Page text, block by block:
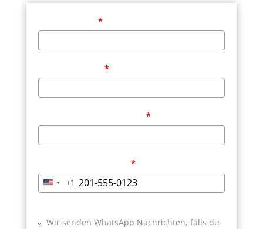
*
*
*
*
United
+1
Wir senden WhatsApp Nachrichten, falls du